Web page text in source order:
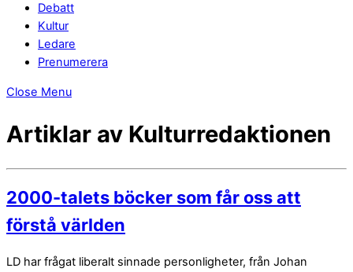
Debatt
Kultur
Ledare
Prenumerera
Close Menu
Artiklar av Kulturredaktionen
2000-talets böcker som får oss att
förstå världen
LD har frågat liberalt sinnade personligheter, från Johan